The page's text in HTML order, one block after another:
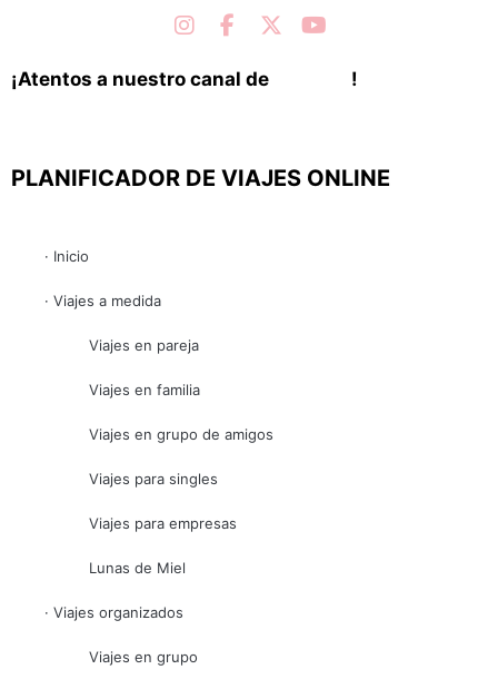
instagramfacebookX Twitter
¡Atentos a nuestro canal de !
PLANIFICADOR DE VIAJES ONLINE
· Inicio
· Viajes a medida
Viajes en pareja
Viajes en familia
Viajes en grupo de amigos
Viajes para singles
Viajes para empresas
Lunas de Miel
· Viajes organizados
Viajes en grupo